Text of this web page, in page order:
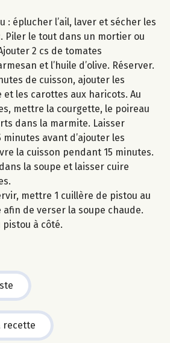
: éplucher l’ail, laver et sécher les
Piler le tout dans un mortier ou
2 cs de tomates
et l’huile d’olive. Réserver.
de cuisson, ajouter les
et les carottes aux haricots. Au
mettre la courgette, le poireau
dans la marmite. Laisser
minutes avant d’ajouter les
la cuisson pendant 15 minutes.
la soupe et laisser cuire
mettre 1 cuillère de pistou au
afin de verser la soupe chaude.
à côté.
recette